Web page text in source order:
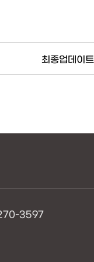
최종업데이트
270-3597